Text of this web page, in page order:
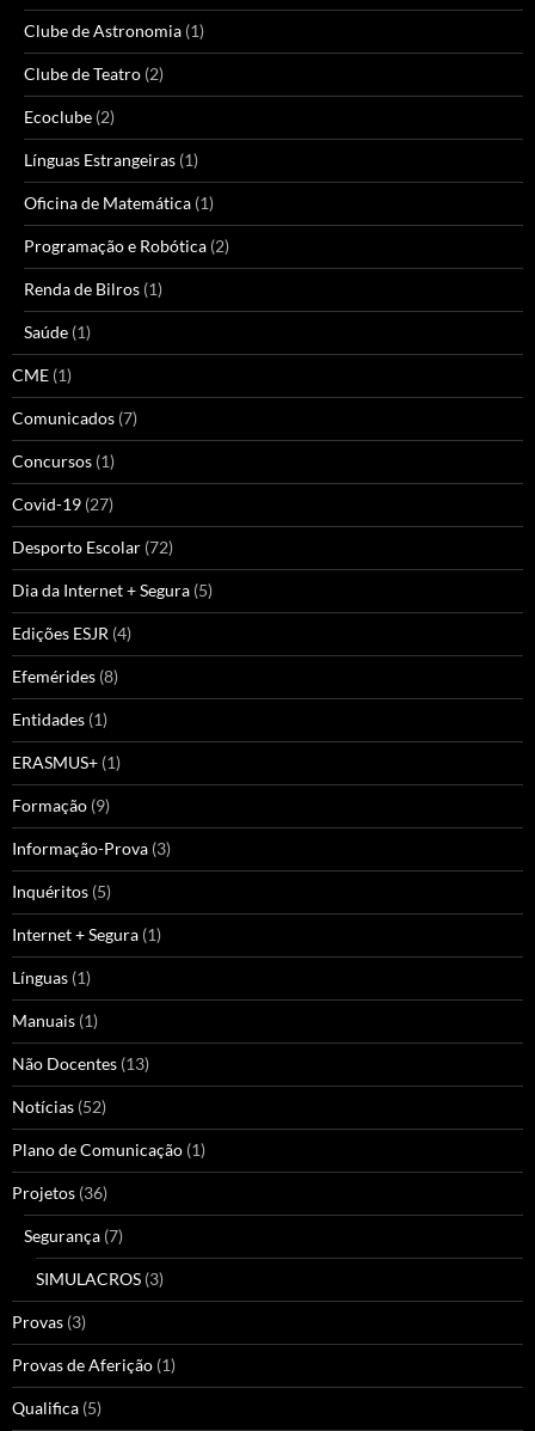
Clube de Astronomia (1)
Clube de Teatro (2)
Ecoclube (2)
Línguas Estrangeiras (1)
Oficina de Matemática (1)
Programação e Robótica (2)
Renda de Bilros (1)
Saúde (1)
CME (1)
Comunicados (7)
Concursos (1)
Covid-19 (27)
Desporto Escolar (72)
Dia da Internet + Segura (5)
Edições ESJR (4)
Efemérides (8)
Entidades (1)
ERASMUS+ (1)
Formação (9)
Informação-Prova (3)
Inquéritos (5)
Internet + Segura (1)
Línguas (1)
Manuais (1)
Não Docentes (13)
Notícias (52)
Plano de Comunicação (1)
Projetos (36)
Segurança (7)
SIMULACROS (3)
Provas (3)
Provas de Aferição (1)
Qualifica (5)